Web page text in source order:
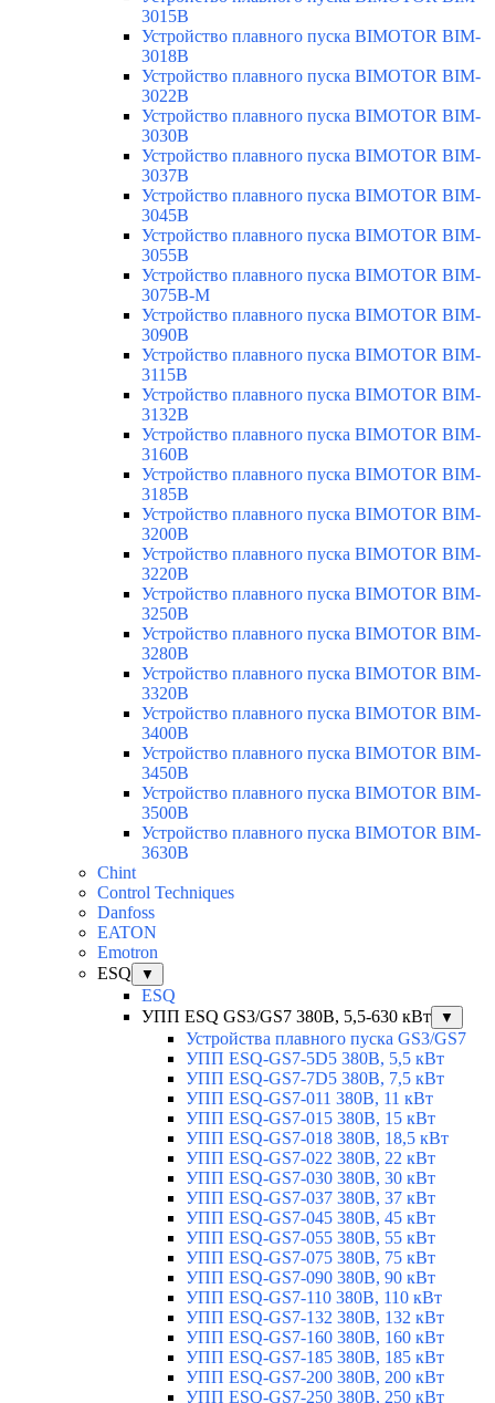
3015B
Устройство плавного пуска BIMOTOR BIM-
3018B
Устройство плавного пуска BIMOTOR BIM-
3022B
Устройство плавного пуска BIMOTOR BIM-
3030B
Устройство плавного пуска BIMOTOR BIM-
3037B
Устройство плавного пуска BIMOTOR BIM-
3045B
Устройство плавного пуска BIMOTOR BIM-
3055B
Устройство плавного пуска BIMOTOR BIM-
3075B-M
Устройство плавного пуска BIMOTOR BIM-
3090B
Устройство плавного пуска BIMOTOR BIM-
3115B
Устройство плавного пуска BIMOTOR BIM-
3132B
Устройство плавного пуска BIMOTOR BIM-
3160B
Устройство плавного пуска BIMOTOR BIM-
3185B
Устройство плавного пуска BIMOTOR BIM-
3200B
Устройство плавного пуска BIMOTOR BIM-
3220B
Устройство плавного пуска BIMOTOR BIM-
3250B
Устройство плавного пуска BIMOTOR BIM-
3280B
Устройство плавного пуска BIMOTOR BIM-
3320B
Устройство плавного пуска BIMOTOR BIM-
3400B
Устройство плавного пуска BIMOTOR BIM-
3450B
Устройство плавного пуска BIMOTOR BIM-
3500B
Устройство плавного пуска BIMOTOR BIM-
3630B
Chint
Control Techniques
Danfoss
EATON
Emotron
ESQ
▼
ESQ
УПП ESQ GS3/GS7 380В, 5,5-630 кВт
▼
Устройства плавного пуска GS3/GS7
УПП ESQ-GS7-5D5 380В, 5,5 кВт
УПП ESQ-GS7-7D5 380В, 7,5 кВт
УПП ESQ-GS7-011 380В, 11 кВт
УПП ESQ-GS7-015 380В, 15 кВт
УПП ESQ-GS7-018 380В, 18,5 кВт
УПП ESQ-GS7-022 380В, 22 кВт
УПП ESQ-GS7-030 380В, 30 кВт
УПП ESQ-GS7-037 380В, 37 кВт
УПП ESQ-GS7-045 380В, 45 кВт
УПП ESQ-GS7-055 380В, 55 кВт
УПП ESQ-GS7-075 380В, 75 кВт
УПП ESQ-GS7-090 380В, 90 кВт
УПП ESQ-GS7-110 380В, 110 кВт
УПП ESQ-GS7-132 380В, 132 кВт
УПП ESQ-GS7-160 380В, 160 кВт
УПП ESQ-GS7-185 380В, 185 кВт
УПП ESQ-GS7-200 380В, 200 кВт
УПП ESQ-GS7-250 380В, 250 кВт